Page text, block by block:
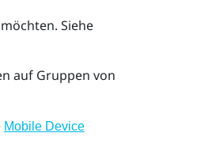
Siehe
auf Gruppen von
Mobile Device